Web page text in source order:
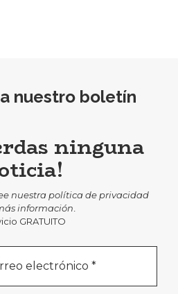
nuestro boletín
ninguna
nuestra política de privacidad
información
GRATUITO